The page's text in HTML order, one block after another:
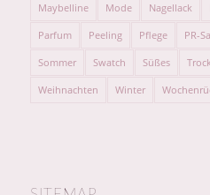
Maybelline Mode Nagellack
Parfum Peeling Pflege PR-
Sommer Swatch Süßes
Weihnachten Winter